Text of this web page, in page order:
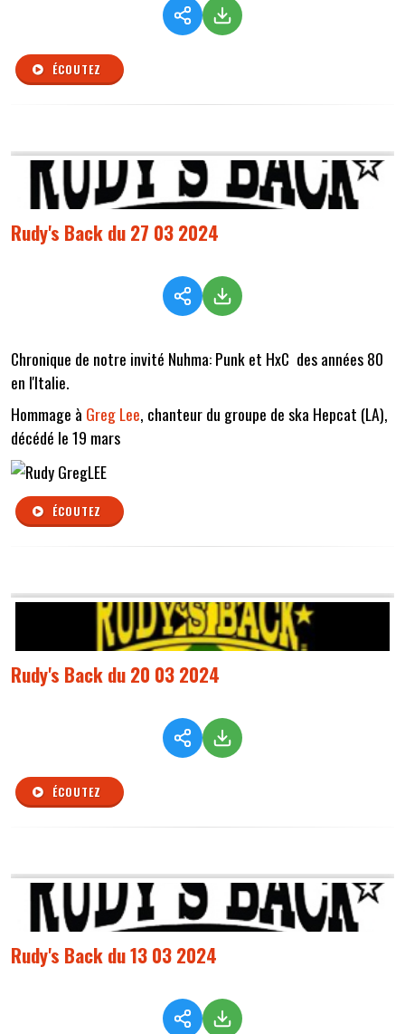
ÉCOUTEZ
Rudy's Back du 27 03 2024
Chronique de notre invité Nuhma: Punk et HxC des années 80
en l'Italie.
Hommage à Greg Lee, chanteur du groupe de ska Hepcat (LA),
décédé le 19 mars
ÉCOUTEZ
Rudy's Back du 20 03 2024
ÉCOUTEZ
Rudy's Back du 13 03 2024